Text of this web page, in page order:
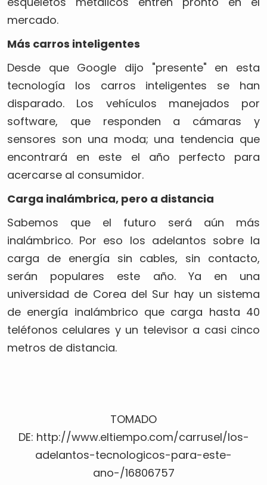
mercado.
Más carros inteligentes
Desde que Google dijo "presente" en esta
tecnología los carros inteligentes se han
disparado. Los vehículos manejados por
software, que responden a cámaras y
sensores son una moda; una tendencia que
encontrará en este el año perfecto para
acercarse al consumidor.
Carga inalámbrica, pero a distancia
Sabemos que el futuro será aún más
inalámbrico. Por eso los adelantos sobre la
carga de energía sin cables, sin contacto,
serán populares este año. Ya en una
universidad de Corea del Sur hay un sistema
de energía inalámbrico que carga hasta 40
teléfonos celulares y un televisor a casi cinco
metros de distancia.
TOMADO
DE: http://www.eltiempo.com/carrusel/los-
adelantos-tecnologicos-para-este-
ano-/16806757